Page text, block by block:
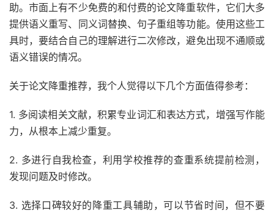
助。市面上有不少免费的和付费的论文降重软件，它们大多
提供语义重写、同义词替换、句子重组等功能。使用这些工
具时，要结合自己的理解进行二次修改，避免出现不通顺或
语义错误的情况。
关于论文降重推荐，我个人觉得以下几个方面值得参考：
1. 多阅读相关文献，积累专业词汇和表达方式，增强写作能
力，从根本上减少重复。
2. 多进行自我检查，利用学校推荐的查重系统提前检测，
发现问题及时修改。
3. 选择口碑较好的降重工具辅助，可以节省时间，但不要